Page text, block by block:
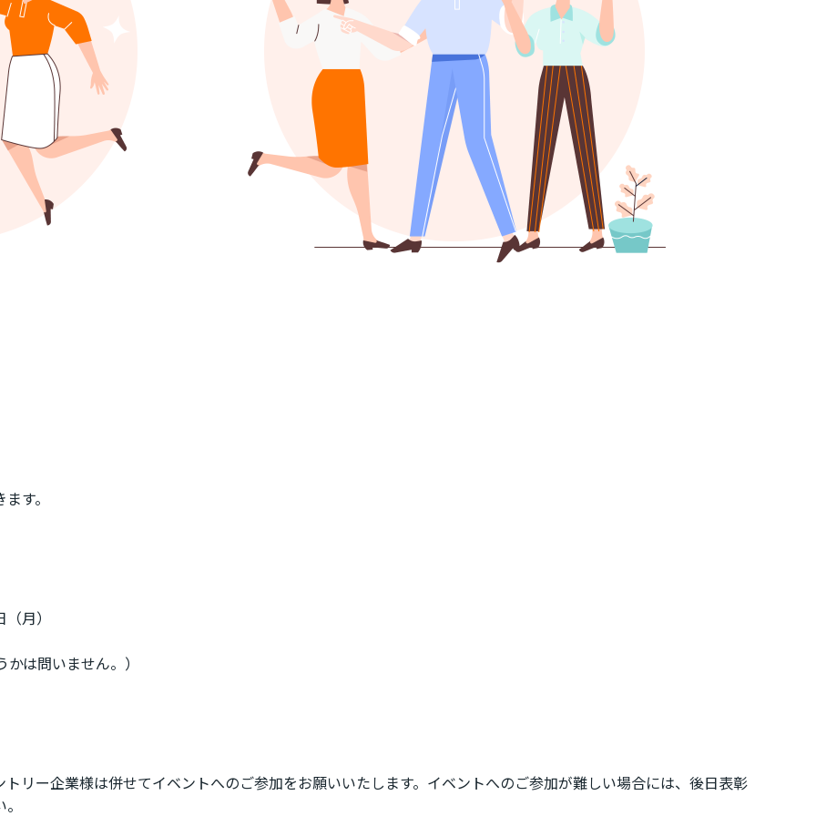
す。
月）
問いません。）
リー企業様は併せてイベントへのご参加をお願いいたします。イベントへのご参加が難しい場合には、後日表彰